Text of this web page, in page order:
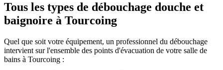
Tous les types de débouchage douche et
baignoire à Tourcoing
Quel que soit votre équipement, un professionnel du débouchage
intervient sur l'ensemble des points d'évacuation de votre salle de
bains à Tourcoing :